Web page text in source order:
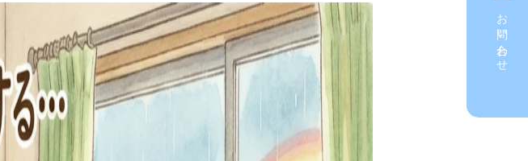
お問い合わせ